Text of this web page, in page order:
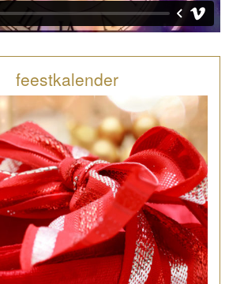
feestkalender